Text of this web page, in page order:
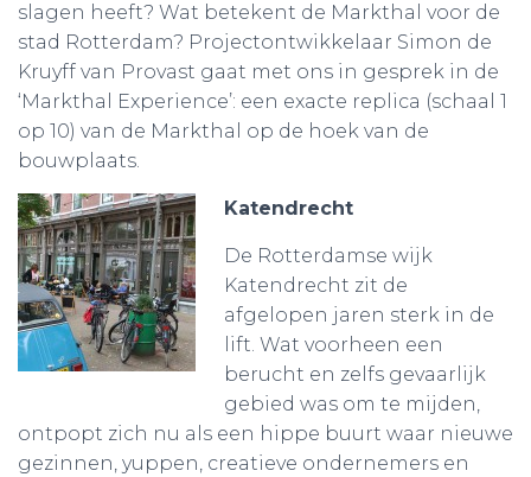
slagen heeft? Wat betekent de Markthal voor de
stad Rotterdam? Projectontwikkelaar Simon de
Kruyff van Provast gaat met ons in gesprek in de
‘Markthal Experience’: een exacte replica (schaal 1
op 10) van de Markthal op de hoek van de
bouwplaats.
Katendrecht
De Rotterdamse wijk
Katendrecht zit de
afgelopen jaren sterk in de
lift. Wat voorheen een
berucht en zelfs gevaarlijk
gebied was om te mijden,
ontpopt zich nu als een hippe buurt waar nieuwe
gezinnen, yuppen, creatieve ondernemers en